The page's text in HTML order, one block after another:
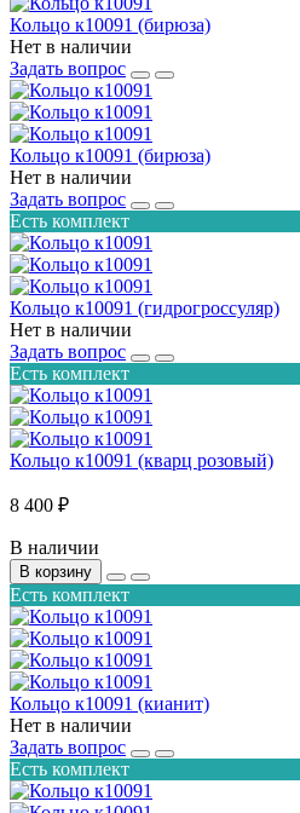
Кольцо к10091 (бирюза)
Нет в наличии
Задать вопрос
Кольцо к10091 (бирюза)
Нет в наличии
Задать вопрос
Есть комплект
Кольцо к10091 (гидрогроссуляр)
Нет в наличии
Задать вопрос
Есть комплект
Кольцо к10091 (кварц розовый)
8 400 ₽
В наличии
В корзину
Есть комплект
Кольцо к10091 (кианит)
Нет в наличии
Задать вопрос
Есть комплект